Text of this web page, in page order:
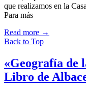
que realizamos en la
Para más
Read more →
Back to Top
«Geografía de
Libro de